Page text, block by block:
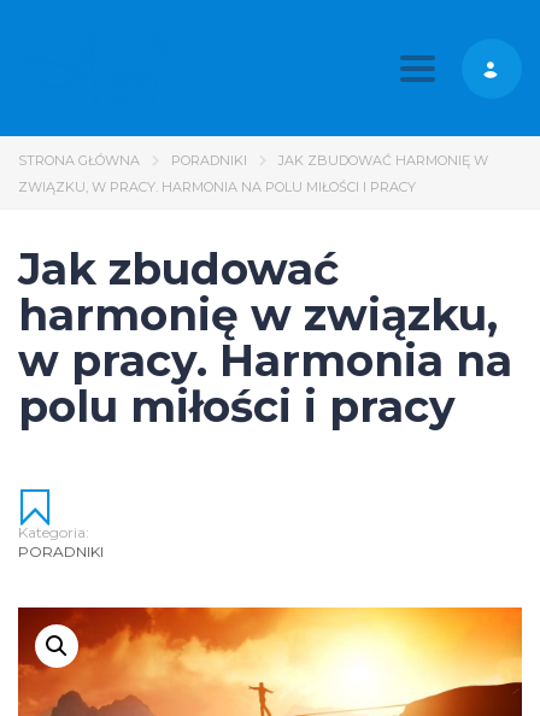
Toggle
STRONA GŁÓWNA PORADNIKI
JAK ZBUDOWAĆ HARMONIĘ W
ZWIĄZKU, W PRACY. HARMONIA NA POLU MIŁOŚCI I PRACY
Jak zbudować
harmonię w związku,
w pracy. Harmonia na
polu miłości i pracy
Kategoria:
PORADNIKI